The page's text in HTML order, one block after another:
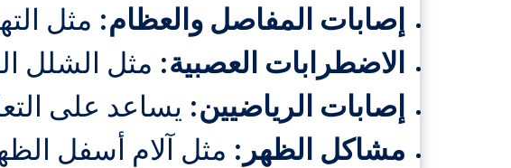
إصابات المفاصل والعظام: مثل
الاضطرابات العصبية: مثل الشلل
إصابات الرياضيين: يساعد على
مشاكل الظهر: مثل آلام أسفل